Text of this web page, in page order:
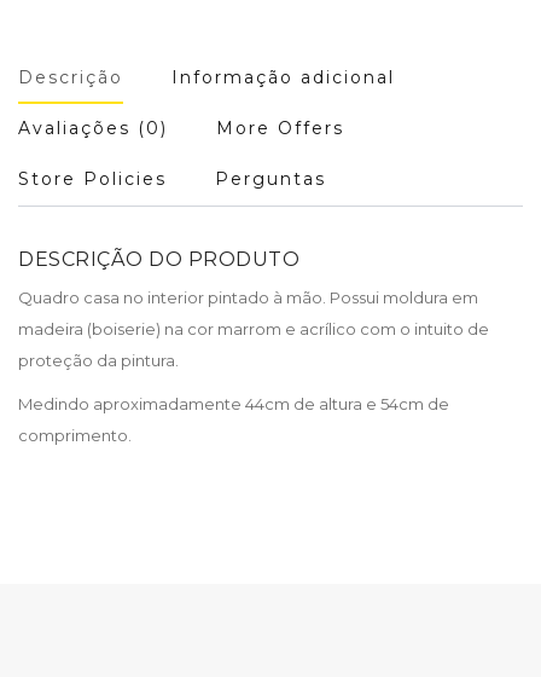
Descrição Informação adicional
Avaliações (0) More Offers
Store Policies Perguntas
DESCRIÇÃO DO PRODUTO
Quadro casa no interior pintado à mão. Possui moldura em
madeira (boiserie) na cor marrom e acrílico com o intuito de
proteção da pintura.
Medindo aproximadamente 44cm de altura e 54cm de
comprimento.